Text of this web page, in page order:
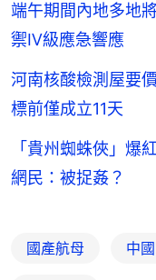
端午期間內地多地
禦Ⅳ級應急響應
河南核酸檢測屋要
標前僅成立11天
「貴州蜘蛛俠」
網民：被捉姦？
國產航母 中